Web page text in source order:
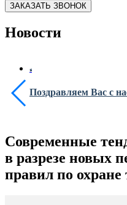
ЗАКАЗАТЬ ЗВОНОК
Новости
Поздравляем Вас с
Современные
в разрезе новых
правил по охране